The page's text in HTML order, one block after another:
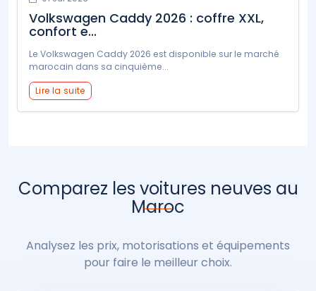
Volkswagen Caddy 2026 : coffre XXL,
confort e...
Le Volkswagen Caddy 2026 est disponible sur le marché
marocain dans sa cinquième...
Lire la suite
Comparez les voitures neuves au
Maroc
Analysez les prix, motorisations et équipements
pour faire le meilleur choix.